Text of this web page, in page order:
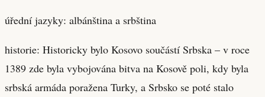
úřední jazyky: albánština a srbština
historie: Historicky bylo Kosovo součástí Srbska – v roce
1389 zde byla vybojována bitva na Kosově poli, kdy byla
srbská armáda poražena Turky, a Srbsko se poté stalo